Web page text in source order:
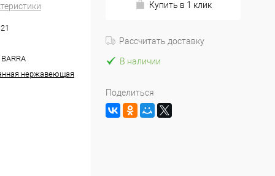
нержавеющая
Купить в 1 клик
Рассчитать доставку
В наличии
Поделиться